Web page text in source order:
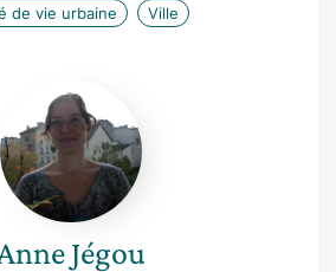
de vie urbaine Ville
Anne
Jégou
Jégou